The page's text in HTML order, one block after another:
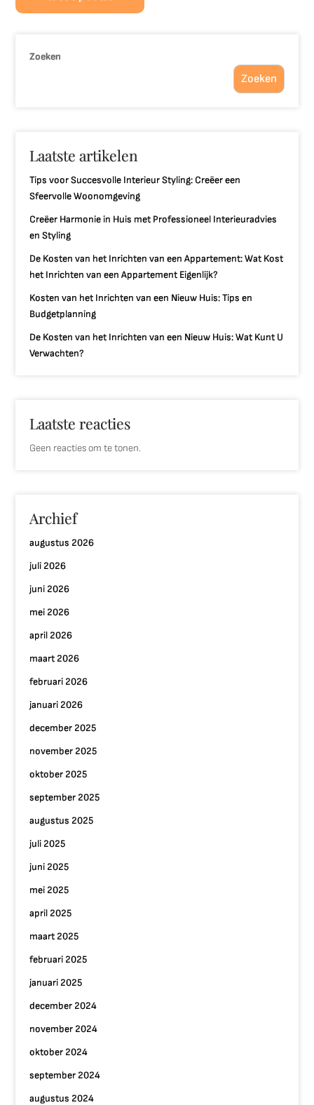
Zoeken
Zoeken
Laatste artikelen
Tips voor Succesvolle Interieur Styling: Creëer een
Sfeervolle Woonomgeving
Creëer Harmonie in Huis met Professioneel Interieuradvies
en Styling
De Kosten van het Inrichten van een Appartement: Wat Kost
het Inrichten van een Appartement Eigenlijk?
Kosten van het Inrichten van een Nieuw Huis: Tips en
Budgetplanning
De Kosten van het Inrichten van een Nieuw Huis: Wat Kunt U
Verwachten?
Laatste reacties
Geen reacties om te tonen.
Archief
augustus 2026
juli 2026
juni 2026
mei 2026
april 2026
maart 2026
februari 2026
januari 2026
december 2025
november 2025
oktober 2025
september 2025
augustus 2025
juli 2025
juni 2025
mei 2025
april 2025
maart 2025
februari 2025
januari 2025
december 2024
november 2024
oktober 2024
september 2024
augustus 2024